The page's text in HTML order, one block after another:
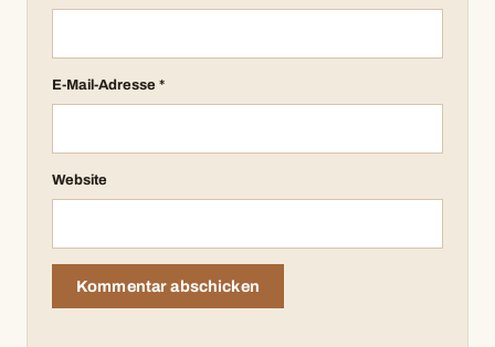
E-Mail-Adresse *
Website